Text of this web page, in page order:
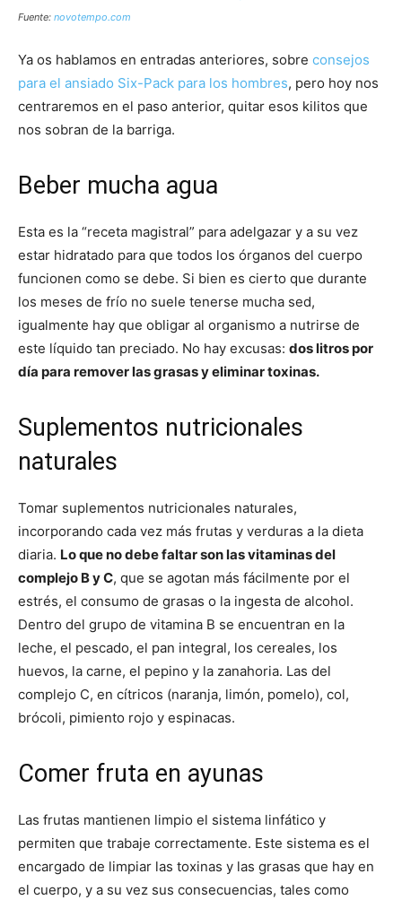
Fuente: novotempo.com
Ya os hablamos en entradas anteriores, sobre consejos
para el ansiado Six-Pack para los hombres, pero hoy nos
centraremos en el paso anterior, quitar esos kilitos que
nos sobran de la barriga.
Beber mucha agua
Esta es la “receta magistral” para adelgazar y a su vez
estar hidratado para que todos los órganos del cuerpo
funcionen como se debe. Si bien es cierto que durante
los meses de frío no suele tenerse mucha sed,
igualmente hay que obligar al organismo a nutrirse de
este líquido tan preciado. No hay excusas: dos litros por
día para remover las grasas y eliminar toxinas.
Suplementos nutricionales
naturales
Tomar suplementos nutricionales naturales,
incorporando cada vez más frutas y verduras a la dieta
diaria. Lo que no debe faltar son las vitaminas del
complejo B y C, que se agotan más fácilmente por el
estrés, el consumo de grasas o la ingesta de alcohol.
Dentro del grupo de vitamina B se encuentran en la
leche, el pescado, el pan integral, los cereales, los
huevos, la carne, el pepino y la zanahoria. Las del
complejo C, en cítricos (naranja, limón, pomelo), col,
brócoli, pimiento rojo y espinacas.
Comer fruta en ayunas
Las frutas mantienen limpio el sistema linfático y
permiten que trabaje correctamente. Este sistema es el
encargado de limpiar las toxinas y las grasas que hay en
el cuerpo, y a su vez sus consecuencias, tales como